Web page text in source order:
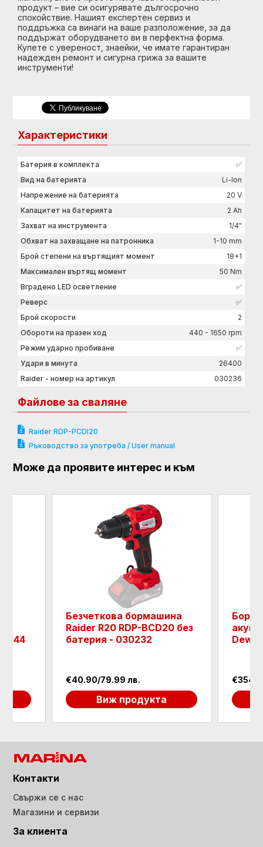
продукт – вие си осигурявате дългосрочно
спокойствие. Нашият експертен сервиз и
поддръжка са винаги на ваше разположение, за да
поддържат оборудването ви в перфектна форма.
Купете с увереност, знаейки, че имате гарантиран
надежден ремонт и сигурна грижа за вашите
инструменти!
Характеристики
Батерия в комплекта
✅
Вид на батерията
Li-Ion
Напрежение на батерията
20 V
Капацитет на батерията
2 Ah
Захват на инструмента
1/4"
Обхват на захващане на патронника
1-10 mm
Брой степени на въртящият момент
18+1
Максимален въртящ момент
50 Nm
Вградено LED осветление
✅
Реверс
✅
Брой скорости
2
Обороти на празен ход
440 - 1650 rpm
Режим ударно пробиване
✅
Удари в минута
26400
Raider - номер на артикул
030236
Файлове за сваляне
Raider RDP-PCDI20
Ръководство за употреба / User manual
Може да проявите интерес и към
Безчеткова бормашина
Raider R20 RDP-BCD20 без
батерия - 030232
€40.90/79.99 лв.
Виж продукта
Контакти
Свържи се с нас
Магазини и сервизи
За клиента